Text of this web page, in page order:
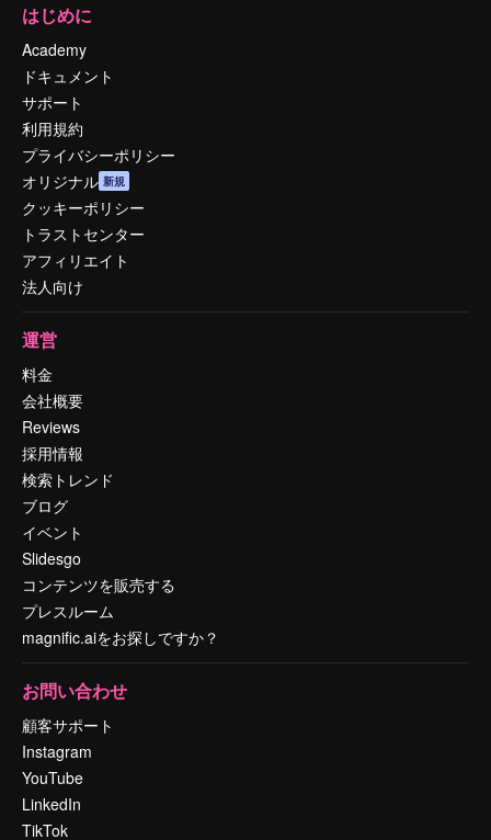
はじめに
Academy
ドキュメント
サポート
利用規約
プライバシーポリシー
オリジナル 新規
クッキーポリシー
トラストセンター
アフィリエイト
法人向け
運営
料金
会社概要
Reviews
採用情報
検索トレンド
ブログ
イベント
Slidesgo
コンテンツを販売する
プレスルーム
magnific.aiをお探しですか？
お問い合わせ
顧客サポート
Instagram
YouTube
LinkedIn
TikTok